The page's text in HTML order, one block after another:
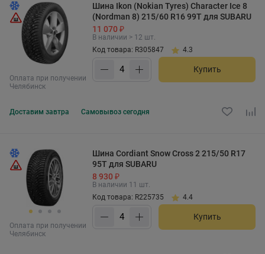
Оплата при получении
Челябинск
Шина Ikon (Nokian Tyres) Character Ice 8
(Nordman 8) 215/60 R16 99T для SUBARU
11 070 ₽
В наличии > 12 шт.
Код товара: R305847
4.3
Купить
Доставим завтра Самовывоз сегодня
Оплата при получении
Челябинск
Шина Cordiant Snow Cross 2 215/50 R17
95T для SUBARU
8 930 ₽
В наличии 11 шт.
Код товара: R225735
4.4
Купить